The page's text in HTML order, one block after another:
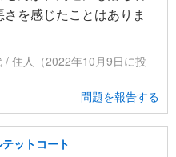
を感じたことはありま
住人（2022年10月9日に投
問題を報告する
ットコート